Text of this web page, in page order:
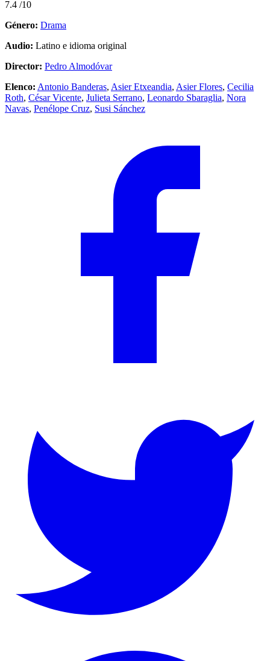
7.4 /10
Género: Drama
Audio: Latino e idioma original
Director: Pedro Almodóvar
Elenco: Antonio Banderas, Asier Etxeandia, Asier Flores, Cecilia
Roth, César Vicente, Julieta Serrano, Leonardo Sbaraglia, Nora
Navas, Penélope Cruz, Susi Sánchez